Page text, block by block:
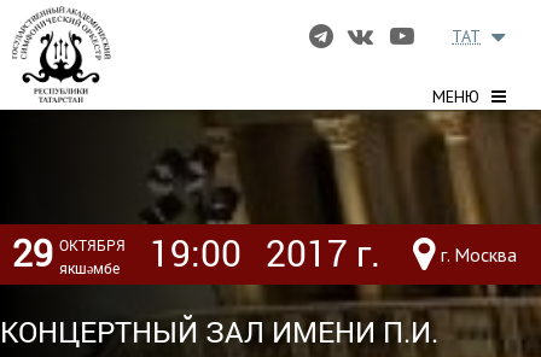
МЕНЮ
TAT
29 ОКТЯБРЯ
якшәмбе
19:00 2017 г. г. Москва
КОНЦЕРТНЫЙ ЗАЛ ИМЕНИ П.И.